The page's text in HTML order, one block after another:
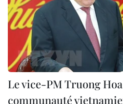
Le vice-PM Truong
communauté